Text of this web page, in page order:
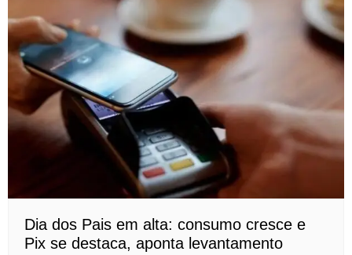
Dia dos Pais em alta: consumo cresce e
Pix se destaca, aponta levantamento